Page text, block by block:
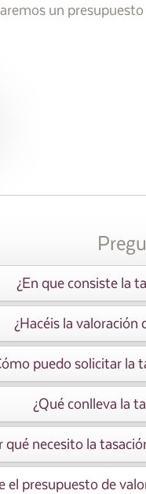
un presupuesto
¿En que consiste la
¿Hacéis la
puedo solicitar la
¿Qué conlleva la
qué necesito la
el presupuesto de